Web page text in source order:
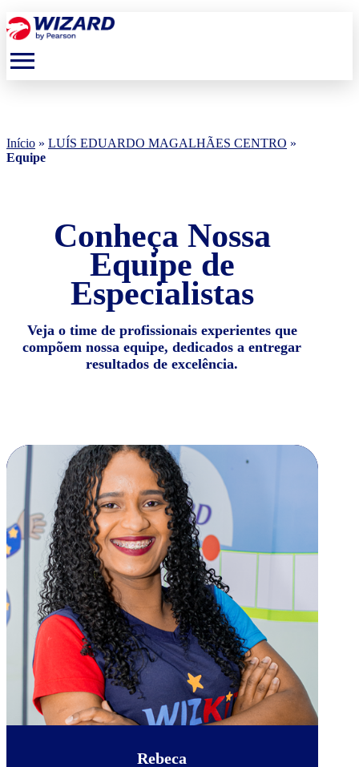
menu
Início » LUÍS EDUARDO MAGALHÃES CENTRO »
Equipe
Conheça Nossa
Equipe de
Especialistas
Veja o time de profissionais experientes que
compõem nossa equipe, dedicados a entregar
resultados de excelência.
Rebeca